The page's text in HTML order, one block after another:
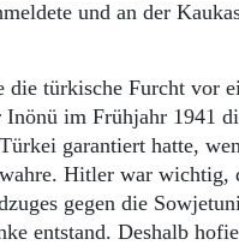
und an der
die türkische Furcht vor
im Frühjahr 1941
garantiert hatte,
Hitler war wichtig,
gegen die
entstand. Deshalb